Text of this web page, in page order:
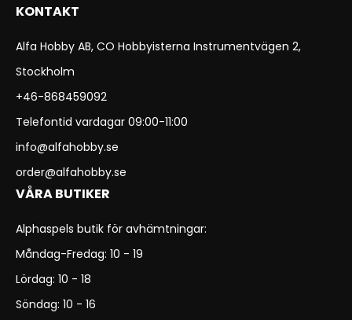
KONTAKT
Alfa Hobby AB, CO Hobbyisterna Instrumentvägen 2,
Stockholm
+46-868459092
Telefontid vardagar 09:00-11:00
info@alfahobby.se
order@alfahobby.se
VÅRA BUTIKER
Alphaspels butik för avhämtningar:
Måndag-Fredag: 10 - 19
Lördag: 10 - 18
Söndag: 10 - 16